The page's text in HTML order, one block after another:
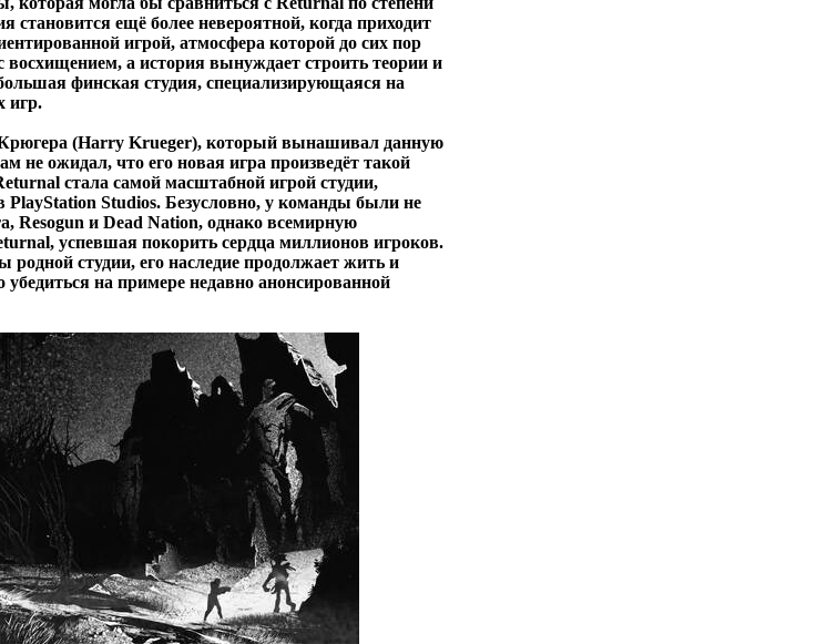
становится ещё более невероятной, когда приходит
игрой, атмосфера которой до сих пор
а история вынуждает строить теории и
финская студия, специализирующаяся на
игр.
(Harry Krueger), который вынашивал данную
не ожидал, что его новая игра произведёт такой
стала самой масштабной игрой студии,
Studios. Безусловно, у команды были не
Resogun и Dead Nation, однако всемирную
успевшая покорить сердца миллионов игроков.
студии, его наследие продолжает жить и
на примере недавно анонсированной